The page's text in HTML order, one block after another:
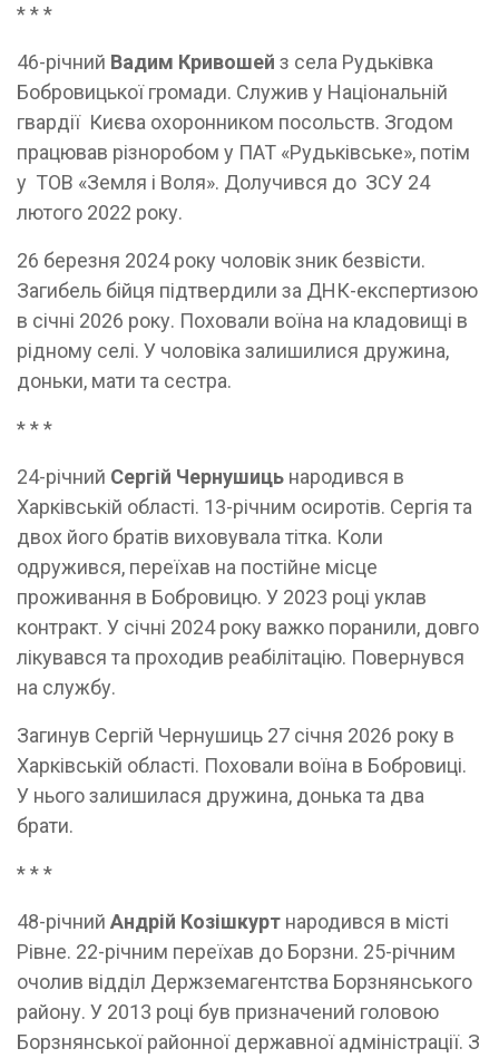
* * *
46-річний Вадим Кривошей з села Рудьківка
Бобровицької громади. Служив у Національній
гвардії Києва охоронником посольств. Згодом
працював різноробом у ПАТ «Рудьківське», потім
у ТОВ «Земля і Воля». Долучився до ЗСУ 24
лютого 2022 року.
26 березня 2024 року чоловік зник безвісти.
Загибель бійця підтвердили за ДНК-експертизою
в січні 2026 року. Поховали воїна на кладовищі в
рідному селі. У чоловіка залишилися дружина,
доньки, мати та сестра.
* * *
24-річний Сергій Чернушиць народився в
Харківській області. 13-річним осиротів. Сергія та
двох його братів виховувала тітка. Коли
одружився, переїхав на постійне місце
проживання в Бобровицю. У 2023 році уклав
контракт. У січні 2024 року важко поранили, довго
лікувався та проходив реабілітацію. Повернувся
на службу.
Загинув Сергій Чернушиць 27 січня 2026 року в
Харківській області. Поховали воїна в Бобровиці.
У нього залишилася дружина, донька та два
брати.
* * *
48-річний Андрій Козішкурт народився в місті
Рівне. 22-річним переїхав до Борзни. 25-річним
очолив відділ Держзем­агентства Борзнянського
району. У 2013 році був призначений головою
Борзнянської районної державної адміністрації. З